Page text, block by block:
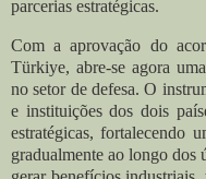
parcerias estratégicas.
Com a aprovação do
Türkiye, abre-se agora
no setor de defesa. O
e instituições dos dois
estratégicas, fortalecendo
gradualmente ao longo dos